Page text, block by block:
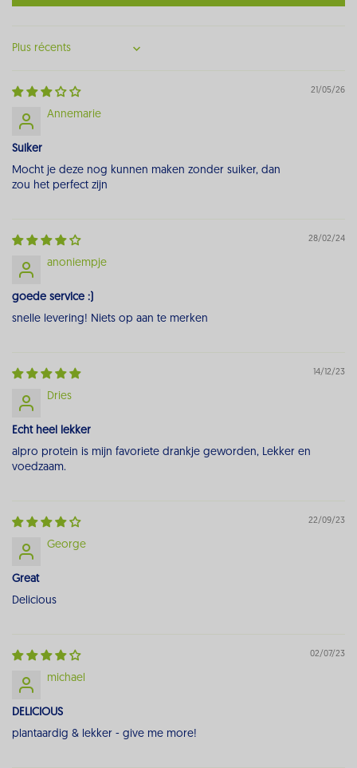
Sort by
21/05/26
Annemarie
Suiker
Mocht je deze nog kunnen maken zonder suiker, dan
zou het perfect zijn
28/02/24
anoniempje
goede service :)
snelle levering! Niets op aan te merken
14/12/23
Dries
Echt heel lekker
alpro protein is mijn favoriete drankje geworden, Lekker en
voedzaam.
22/09/23
George
Great
Delicious
02/07/23
michael
DELICIOUS
plantaardig & lekker - give me more!